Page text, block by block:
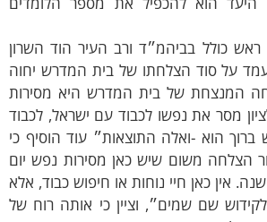
כולל בביהמ״ד ורב העיר הוד השרון
על סוד הצלחתו של בית המדרש יחוה
המנצחת של בית המדרש היא מסירות
מסר את נפשו לכבוד עם ישראל, לכבוד
הוא -ואלה התוצאות״ עוד הוסיף כי
משום שיש כאן מסירות נפש יום
אין כאן חיי נוחות או חיפוש כבוד, אלא
שם שמים״, וציין כי אותה רוח של